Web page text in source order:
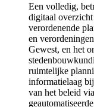
Een volledig,
digitaal
verordenende
en
Gewest, en het
ruimtelijke
informatielaag
van het beleid